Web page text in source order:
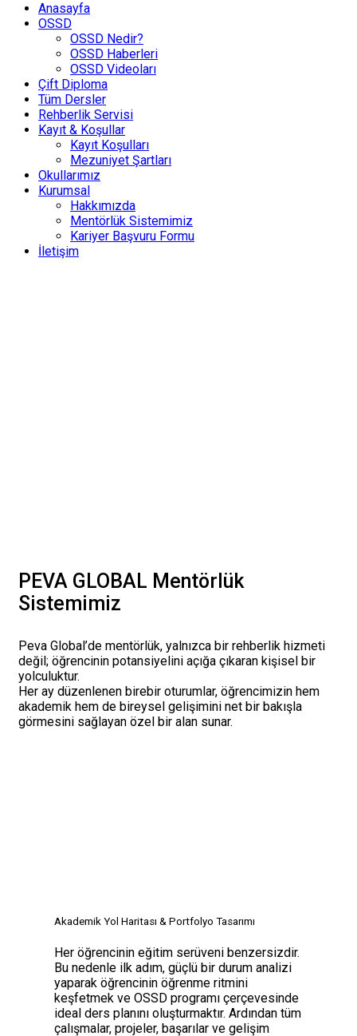
Anasayfa
OSSD
OSSD Nedir?
OSSD Haberleri
OSSD Videoları
Çift Diploma
Tüm Dersler
Rehberlik Servisi
Kayıt & Koşullar
Kayıt Koşulları
Mezuniyet Şartları
Okullarımız
Kurumsal
Hakkımızda
Mentörlük Sistemimiz
Kariyer Başvuru Formu
İletişim
PEVA GLOBAL Mentörlük
Sistemimiz
Peva Global’de mentörlük, yalnızca bir rehberlik hizmeti
değil; öğrencinin potansiyelini açığa çıkaran kişisel bir
yolculuktur.
Her ay düzenlenen birebir oturumlar, öğrencimizin hem
akademik hem de bireysel gelişimini net bir bakışla
görmesini sağlayan özel bir alan sunar.
Akademik Yol Haritası & Portfolyo Tasarımı
Her öğrencinin eğitim serüveni benzersizdir.
Bu nedenle ilk adım, güçlü bir durum analizi
yaparak öğrencinin öğrenme ritmini
keşfetmek ve OSSD programı çerçevesinde
ideal ders planını oluşturmaktır. Ardından tüm
çalışmalar, projeler, başarılar ve gelişim